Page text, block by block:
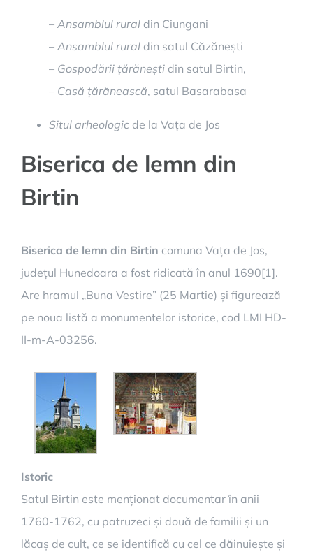
– Ansamblul rural din Ciungani
– Ansamblul rural din satul Căzănești
– Gospodării țărănești din satul Birtin,
– Casă țărănească, satul Basarabasa
Situl arheologic de la Vața de Jos
Biserica de lemn din
Birtin
Biserica de lemn din Birtin comuna Vața de Jos,
județul Hunedoara a fost ridicată în anul 1690[1].
Are hramul „Buna Vestire” (25 Martie) și figurează
pe noua listă a monumentelor istorice, cod LMI HD-
II-m-A-03256.
Istoric
Satul Birtin este menționat documentar în anii
1760-1762, cu patruzeci și două de familii și un
lăcaș de cult, ce se identifică cu cel ce dăinuiește și